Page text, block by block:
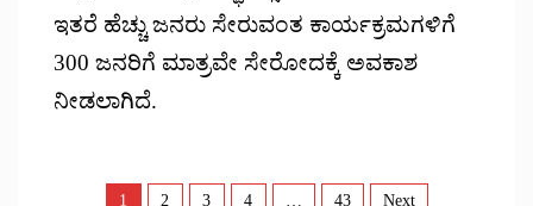
ಇತರೆ ಹೆಚ್ಚು ಜನರು ಸೇರುವಂತ ಕಾರ್ಯಕ್ರಮಗಳಿಗೆ
300 ಜನರಿಗೆ ಮಾತ್ರವೇ ಸೇರೋದಕ್ಕೆ ಅವಕಾಶ
ನೀಡಲಾಗಿದೆ.
1 2 3 4 43 Next